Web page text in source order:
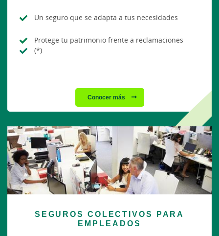
Un seguro que se adapta a tus necesidades
Protege tu patrimonio frente a reclamaciones
(*)
Conocer más
SEGUROS COLECTIVOS PARA
EMPLEADOS